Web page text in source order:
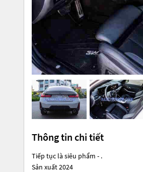
Thông tin chi tiết
Tiếp tục là siêu phẩm - .
Sản xuất 2024